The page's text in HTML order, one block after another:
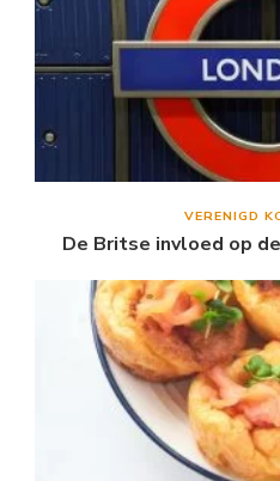
VERENIGD
De Britse invloed op